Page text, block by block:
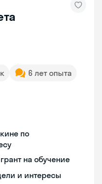
6 лет опыта
по
на обучение
и интересы